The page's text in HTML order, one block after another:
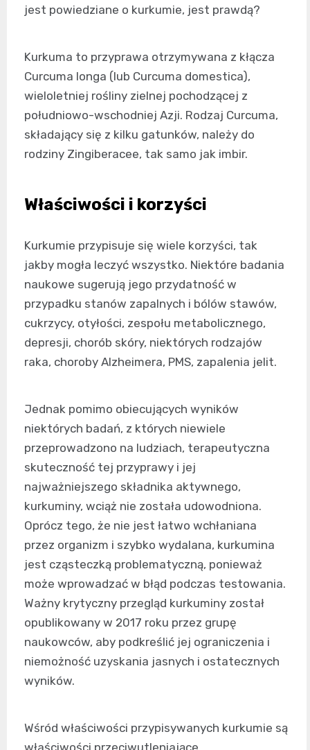
jest powiedziane o kurkumie, jest prawdą?
Kurkuma to przyprawa otrzymywana z kłącza
Curcuma longa (lub Curcuma domestica),
wieloletniej rośliny zielnej pochodzącej z
południowo-wschodniej Azji. Rodzaj Curcuma,
składający się z kilku gatunków, należy do
rodziny Zingiberacee, tak samo jak imbir.
Właściwości i korzyści
Kurkumie przypisuje się wiele korzyści, tak
jakby mogła leczyć wszystko. Niektóre badania
naukowe sugerują jego przydatność w
przypadku stanów zapalnych i bólów stawów,
cukrzycy, otyłości, zespołu metabolicznego,
depresji, chorób skóry, niektórych rodzajów
raka, choroby Alzheimera, PMS, zapalenia jelit.
Jednak pomimo obiecujących wyników
niektórych badań, z których niewiele
przeprowadzono na ludziach, terapeutyczna
skuteczność tej przyprawy i jej
najważniejszego składnika aktywnego,
kurkuminy, wciąż nie została udowodniona.
Oprócz tego, że nie jest łatwo wchłaniana
przez organizm i szybko wydalana, kurkumina
jest cząsteczką problematyczną, ponieważ
może wprowadzać w błąd podczas testowania.
Ważny krytyczny przegląd kurkuminy został
opublikowany w 2017 roku przez grupę
naukowców, aby podkreślić jej ograniczenia i
niemożność uzyskania jasnych i ostatecznych
wyników.
Wśród właściwości przypisywanych kurkumie są
właściwości przeciwutleniające,